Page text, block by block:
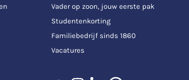
Vader op zoon, jouw eerste pak
Studentenkorting
Familiebedrijf sinds 1860
Vacatures